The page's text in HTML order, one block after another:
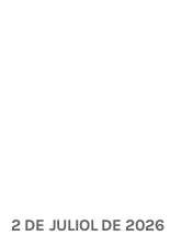
2 DE JULIOL DE 2026